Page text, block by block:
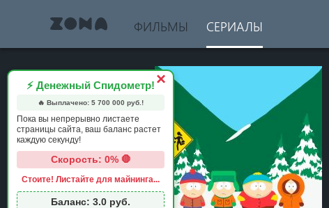
ФИЛЬМЫ СЕРИАЛЫ
×
⚡ Денежный Спидометр!
🔥 Выплачено: 5 700 000 руб.!
Пока вы непрерывно листаете
страницы сайта, ваш баланс растет
каждую секунду!
Скорость: 0% 🛑
Стоите! Листайте для майнинга...
Баланс: 3.0 руб.